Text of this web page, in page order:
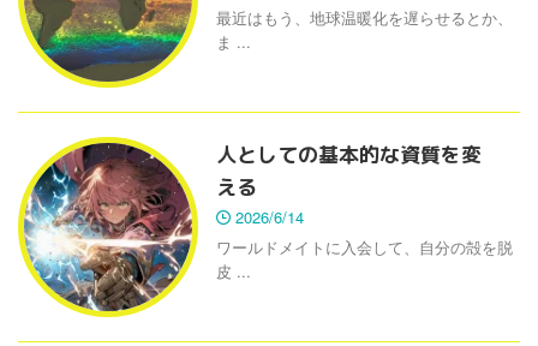
最近はもう、地球温暖化を遅らせるとか、
ま ...
人としての基本的な資質を変
える
2026/6/14
ワールドメイトに入会して、自分の殻を脱
皮 ...